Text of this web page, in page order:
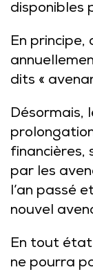
disponibles
En
dits «
Désormais,
financières,
par les
l’an passé
nouvel
En tout
ne pourra